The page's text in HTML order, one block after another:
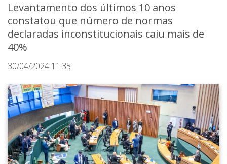
Levantamento dos últimos 10 anos
constatou que número de normas
declaradas inconstitucionais caiu mais de
40%
30/04/2024 11:35